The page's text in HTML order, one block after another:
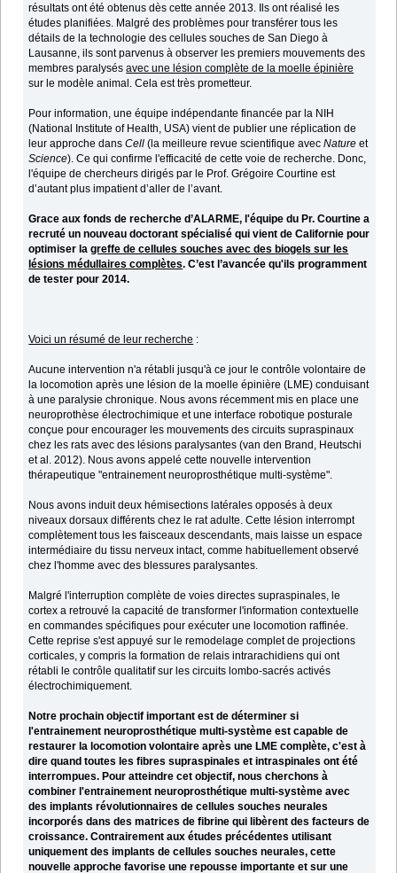
résultats ont été obtenus dès cette année 2013. Ils ont réalisé les
études planifiées. Malgré des problèmes pour transférer tous les
détails de la technologie des cellules souches de San Diego à
Lausanne, ils sont parvenus à observer les premiers mouvements des
membres paralysésavec une lésion complète de la moelle épinière
sur le modèle animal. Cela est très prometteur.
Pour information, une équipe indépendante financée par la NIH
(National Institute of Health, USA) vient de publier une réplication de
leur approche dansCell (la meilleure revue scientifique avecNature et
Science). Ce qui confirme l'efficacité de cette voie de recherche. Donc,
l'équipe de chercheurs dirigés par le Prof. Grégoire Courtine est
d’autant plus impatient d’aller de l’avant.
Grace aux fonds de recherche d’ALARME, l'équipe du Pr. Courtine a
recruté un nouveau doctorant spécialisé qui vient de Californie pour
optimiser lagreffe de cellules souches avec des biogels sur les
lésions médullaires complètes. C’est l’avancée qu'ils programment
de tester pour 2014.
Voici un résumé de leur recherche :
Aucune intervention n'a rétabli jusqu'à ce jour le contrôle volontaire de
la locomotion après une lésion de la moelle épinière (LME) conduisant
à une paralysie chronique. Nous avons récemment mis en place une
neuroprothèse électrochimique et une interface robotique posturale
conçue pour encourager les mouvements des circuits supraspinaux
chez les rats avec des lésions paralysantes (van den Brand, Heutschi
et al. 2012). Nous avons appelé cette nouvelle intervention
thérapeutique "entrainement neuroprosthétique multi-système".
Nous avons induit deux hémisections latérales opposés à deux
niveaux dorsaux différents chez le rat adulte. Cette lésion interrompt
complètement tous les faisceaux descendants, mais laisse un espace
intermédiaire du tissu nerveux intact, comme habituellement observé
chez l'homme avec des blessures paralysantes.
Malgré l'interruption complète de voies directes supraspinales, le
cortex a retrouvé la capacité de transformer l'information contextuelle
en commandes spécifiques pour exécuter une locomotion raffinée.
Cette reprise s'est appuyé sur le remodelage complet de projections
corticales, y compris la formation de relais intrarachidiens qui ont
rétabli le contrôle qualitatif sur les circuits lombo-sacrés activés
électrochimiquement.
Notre prochain objectif important est de déterminer si
l'entrainement neuroprosthétique multi-système est capable de
restaurer la locomotion volontaire après une LME complète, c'est à
dire quand toutes les fibres supraspinales et intraspinales ont été
interrompues. Pour atteindre cet objectif, nous cherchons à
combiner l'entrainement neuroprosthétique multi-système avec
des implants révolutionnaires de cellules souches neurales
incorporés dans des matrices de fibrine qui libèrent des facteurs de
croissance. Contrairement aux études précédentes utilisant
uniquement des implants de cellules souches neurales, cette
nouvelle approche favorise une repousse importante et sur une